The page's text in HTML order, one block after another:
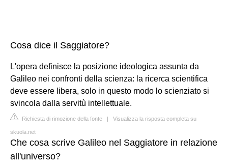
Cosa dice il Saggiatore?
L'opera definisce la posizione ideologica assunta da
Galileo nei confronti della scienza: la ricerca scientifica
deve essere libera, solo in questo modo lo scienziato si
svincola dalla servitù intellettuale.
Richiesta di rimozione della fonte | Visualizza la risposta completa su
skuola.net
Che cosa scrive Galileo nel Saggiatore in relazione
all'universo?